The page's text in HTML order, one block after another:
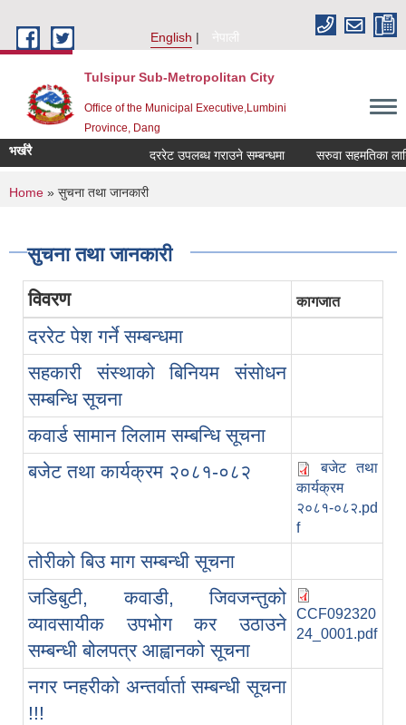
English
नेपाली
Tulsipur Sub-Metropolitan City
Office of the Municipal Executive,Lumbini
Province, Dang
भर्खरै दररेट उपलब्ध गराउने सम्बन्धमा सरुवा सहमतिका
You are here
Home » सुचना तथा जानकारी
सुचना तथा जानकारी
विवरण कागजात
दररेट पेश गर्ने सम्बन्धमा
सहकारी संस्थाको बिनियम संसोधन
सम्बन्धि सूचना
कवार्ड सामान लिलाम सम्बन्धि सूचना
बजेट तथा कार्यक्रम २०८१-०८२
बजेट तथा
कार्यक्रम
२०८१-०८२.pd
f
तोरीको बिउ माग सम्बन्धी सूचना
जडिबुटी, कवाडी, जिवजन्तुको
व्यावसायीक उपभोग कर उठाउने
सम्बन्धी बोलपत्र आह्वानको सूचना
CCF092320
24_0001.pdf
नगर प्नहरीको अन्तर्वार्ता सम्बन्धी सूचना
!!!